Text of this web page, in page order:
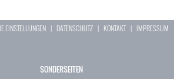
EINSTELLUNGEN | DATENSCHUTZ | KONTAKT| IMPRESSUM
SONDERSEITEN